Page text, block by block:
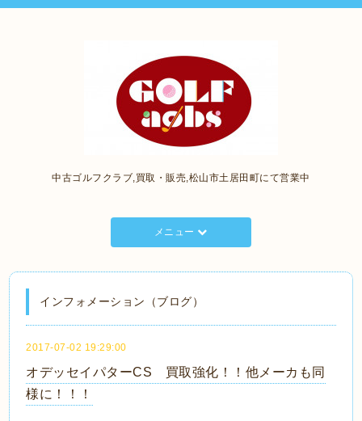
中古ゴルフクラブ,買取・販売,松山市土居田町にて営業中
メニュー
インフォメーション（ブログ）
2017-07-02 19:29:00
オデッセイパターCS 買取強化！！他メーカも同
様に！！！